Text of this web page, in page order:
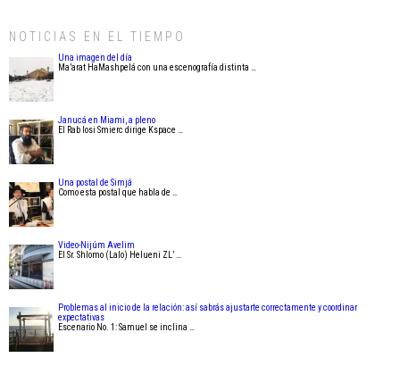
NOTICIAS EN EL TIEMPO
Una imagen del día
Ma’arat HaMashpelá con una escenografía distinta …
Janucá en Miami, a pleno
El Rab Iosi Smierc dirige Kspace …
Una postal de Simjá
Como esta postal que habla de …
Video-Nijúm Avelim
El Sr. Shlomo (Lalo) Helueni ZL’ …
Problemas al inicio de la relación: así sabrás ajustarte correctamente y coordinar
expectativas
Escenario No. 1: Samuel se inclina …